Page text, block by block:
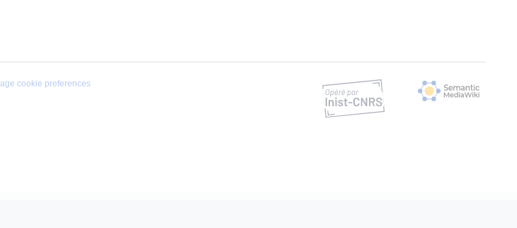
cookie preferences